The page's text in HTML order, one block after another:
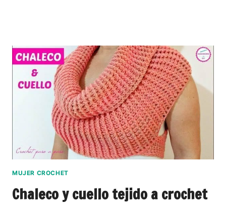
MUJER CROCHET
Chaleco y cuello tejido a crochet